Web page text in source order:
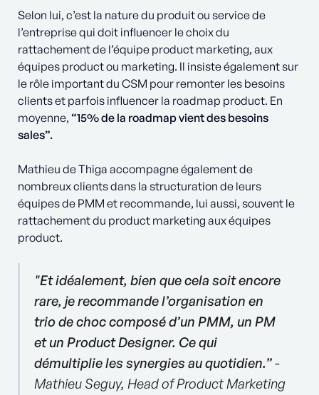
Selon lui, c’est la nature du produit ou service de
l’entreprise qui doit influencer le choix du
rattachement de l’équipe product marketing, aux
équipes product ou marketing. Il insiste également sur
le rôle important du CSM pour remonter les besoins
clients et parfois influencer la roadmap product. En
moyenne, “15% de la roadmap vient des besoins
sales”.
Mathieu de Thiga accompagne également de
nombreux clients dans la structuration de leurs
équipes de PMM et recommande, lui aussi, souvent le
rattachement du product marketing aux équipes
product.
"Et idéalement, bien que cela soit encore
rare, je recommande l’organisation en
trio de choc composé d’un PMM, un PM
et un Product Designer. Ce qui
démultiplie les synergies au quotidien.”-
Mathieu Seguy, Head of Product Marketing